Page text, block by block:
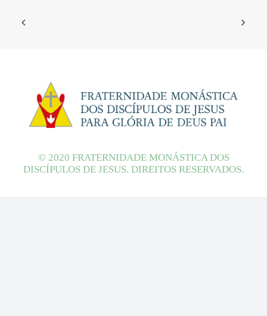
© 2020 FRATERNIDADE MONÁSTICA DOS
DISCÍPULOS DE JESUS. DIREITOS RESERVADOS.